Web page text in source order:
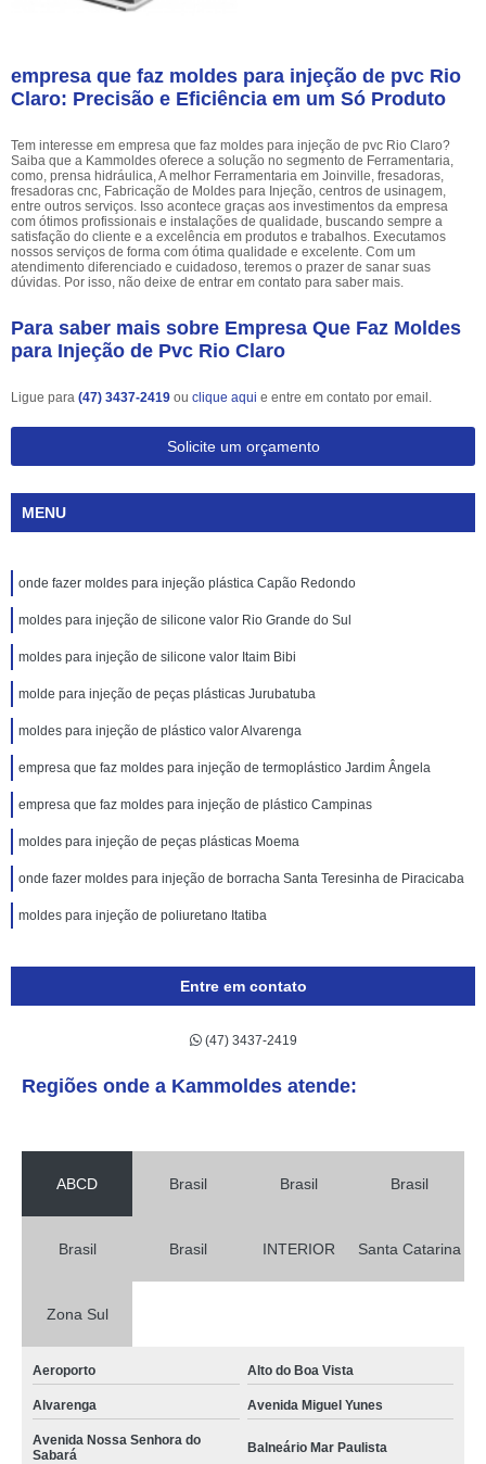
empresa que faz moldes para injeção de pvc Rio
Claro: Precisão e Eficiência em um Só Produto
Tem interesse em empresa que faz moldes para injeção de pvc Rio Claro?
Saiba que a Kammoldes oferece a solução no segmento de Ferramentaria,
como, prensa hidráulica, A melhor Ferramentaria em Joinville, fresadoras,
fresadoras cnc, Fabricação de Moldes para Injeção, centros de usinagem,
entre outros serviços. Isso acontece graças aos investimentos da empresa
com ótimos profissionais e instalações de qualidade, buscando sempre a
satisfação do cliente e a excelência em produtos e trabalhos. Executamos
nossos serviços de forma com ótima qualidade e excelente. Com um
atendimento diferenciado e cuidadoso, teremos o prazer de sanar suas
dúvidas. Por isso, não deixe de entrar em contato para saber mais.
Para saber mais sobre Empresa Que Faz Moldes
para Injeção de Pvc Rio Claro
Ligue para (47) 3437-2419 ou clique aqui e entre em contato por email.
Solicite um orçamento
MENU
onde fazer moldes para injeção plástica Capão Redondo
moldes para injeção de silicone valor Rio Grande do Sul
moldes para injeção de silicone valor Itaim Bibi
molde para injeção de peças plásticas Jurubatuba
moldes para injeção de plástico valor Alvarenga
empresa que faz moldes para injeção de termoplástico Jardim Ângela
empresa que faz moldes para injeção de plástico Campinas
moldes para injeção de peças plásticas Moema
onde fazer moldes para injeção de borracha Santa Teresinha de Piracicaba
moldes para injeção de poliuretano Itatiba
Entre em contato
(47) 3437-2419
Regiões onde a Kammoldes atende:
ABCD Brasil Brasil Brasil
Brasil Brasil INTERIOR Santa Catarina
Zona Sul
Aeroporto Alto do Boa Vista
Alvarenga Avenida Miguel Yunes
Avenida Nossa Senhora do
Sabará
Balneário Mar Paulista